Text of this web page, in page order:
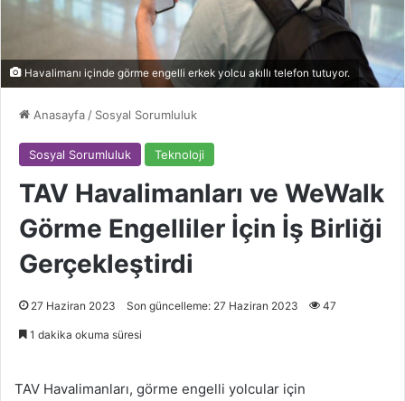
Havalimanı içinde görme engelli erkek yolcu akıllı telefon tutuyor.
Anasayfa / Sosyal Sorumluluk
Sosyal Sorumluluk Teknoloji
TAV Havalimanları ve WeWalk
Görme Engelliler İçin İş Birliği
Gerçekleştirdi
27 Haziran 2023 Son güncelleme: 27 Haziran 2023 47
1 dakika okuma süresi
TAV Havalimanları, görme engelli yolcular için